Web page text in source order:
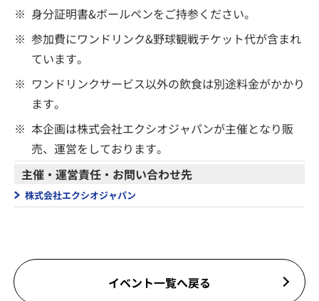
※ 身分証明書&ボールペンをご持参ください。
※ 参加費にワンドリンク&野球観戦チケット代が含まれ
ています。
※ ワンドリンクサービス以外の飲食は別途料金がかかり
ます。
※ 本企画は株式会社エクシオジャパンが主催となり販
売、運営をしております。
主催・運営責任・お問い合わせ先
株式会社エクシオジャパン
イベント一覧へ戻る